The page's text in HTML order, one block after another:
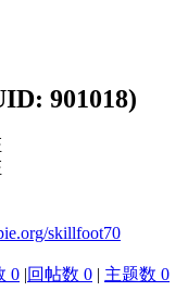
901018)
skillfoot70
0 |回帖数 0 | 主题数 0